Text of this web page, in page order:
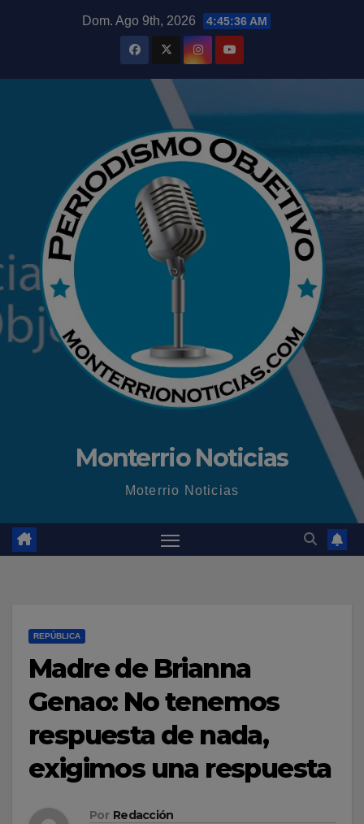
Dom. Ago 9th, 2026 4:45:37 AM
Monterrio Noticias
Moterrio Noticias
REPÚBLICA
Madre de Brianna
Genao: No tenemos
respuesta de nada,
exigimos una respuesta
Por Redacción
modal-check